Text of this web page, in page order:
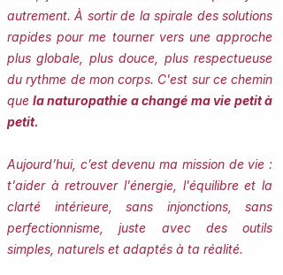
autrement. À sortir de la spirale des solutions
rapides pour me tourner vers une approche
plus globale, plus douce, plus respectueuse
du rythme de mon corps. C'est sur ce chemin
que la naturopathie a changé ma vie petit à
petit.
Aujourd’hui, c’est devenu ma mission de vie :
t'aider à retrouver l'énergie, l'équilibre et la
clarté intérieure, sans injonctions, sans
perfectionnisme, juste avec des outils
simples, naturels et adaptés à ta réalité.